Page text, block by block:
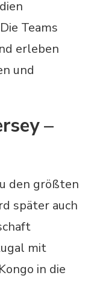
Teams
erleben
und
–
den größten
später auch
mit
in die